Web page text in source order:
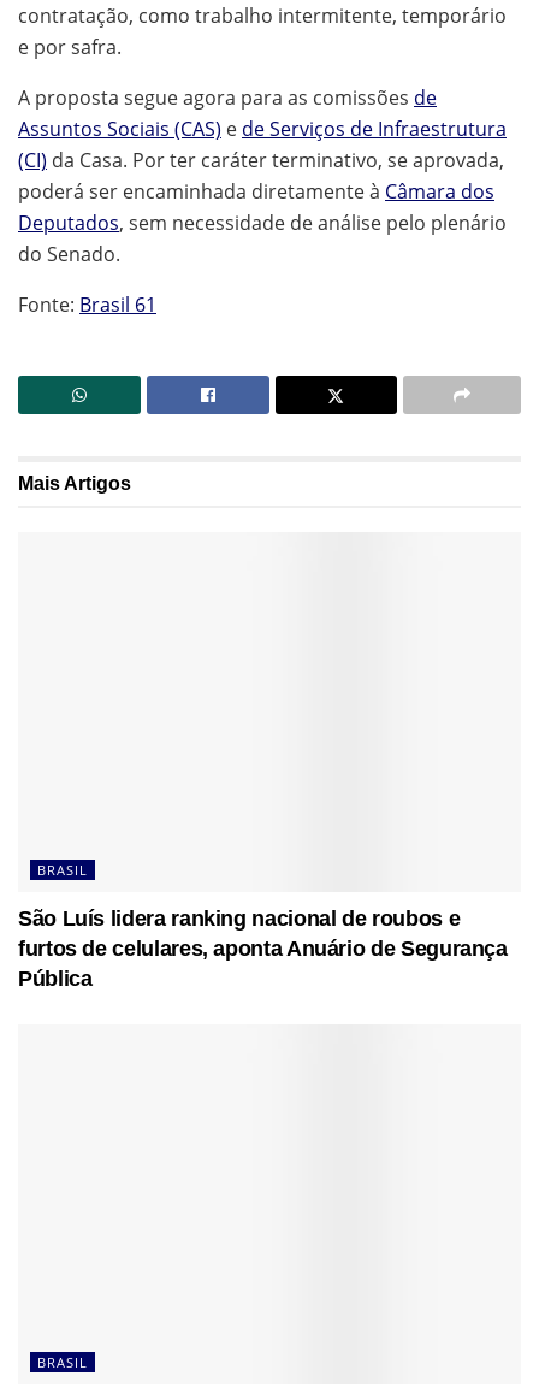
contratação, como trabalho intermitente, temporário
e por safra.
A proposta segue agora para as comissões de
Assuntos Sociais (CAS) e de Serviços de Infraestrutura
(CI) da Casa. Por ter caráter terminativo, se aprovada,
poderá ser encaminhada diretamente à Câmara dos
Deputados, sem necessidade de análise pelo plenário
do Senado.
Fonte: Brasil 61
MaisArtigos
BRASIL
São Luís lidera ranking nacional de roubos e
furtos de celulares, aponta Anuário de Segurança
Pública
BRASIL